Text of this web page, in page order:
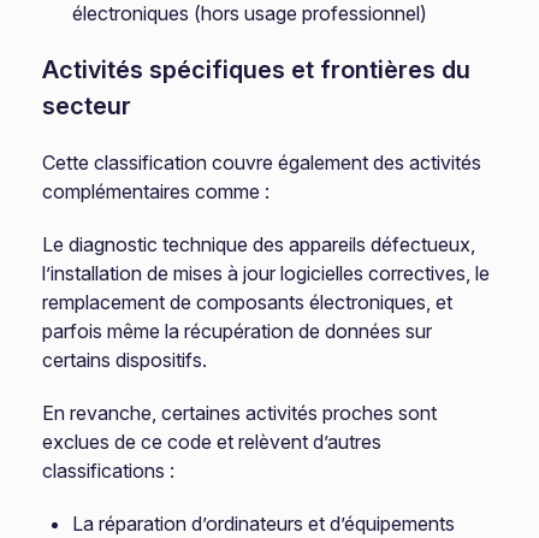
électroniques (hors usage professionnel)
Activités spécifiques et frontières du
secteur
Cette classification couvre également des activités
complémentaires comme :
Le diagnostic technique des appareils défectueux,
l’installation de mises à jour logicielles correctives, le
remplacement de composants électroniques, et
parfois même la récupération de données sur
certains dispositifs.
En revanche, certaines activités proches sont
exclues de ce code et relèvent d’autres
classifications :
La réparation d’ordinateurs et d’équipements